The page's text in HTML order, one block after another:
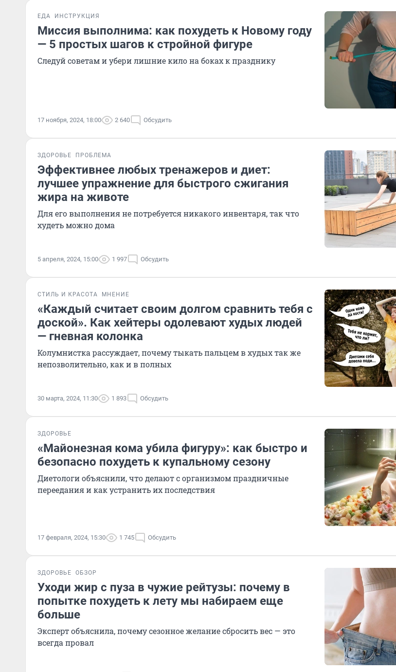
ЕДА ИНСТРУКЦИЯ
Миссия выполнима: как похудеть к Новому году
— 5 простых шагов к стройной фигуре
Следуй советам и убери лишние кило на боках к празднику
17 ноября, 2024, 18:00 2 640 Обсудить
ЗДОРОВЬЕ ПРОБЛЕМА
Эффективнее любых тренажеров и диет:
лучшее упражнение для быстрого сжигания
жира на животе
Для его выполнения не потребуется никакого инвентаря, так что
худеть можно дома
5 апреля, 2024, 15:00 1 997 Обсудить
СТИЛЬ И КРАСОТА МНЕНИЕ
«Каждый считает своим долгом сравнить тебя с
доской». Как хейтеры одолевают худых людей
— гневная колонка
Колумнистка рассуждает, почему тыкать пальцем в худых так же
непозволительно, как и в полных
30 марта, 2024, 11:30 1 893 Обсудить
ЗДОРОВЬЕ
«Майонезная кома убила фигуру»: как быстро и
безопасно похудеть к купальному сезону
Диетологи объяснили, что делают с организмом праздничные
переедания и как устранить их последствия
17 февраля, 2024, 15:30 1 745 Обсудить
ЗДОРОВЬЕ ОБЗОР
Уходи жир с пуза в чужие рейтузы: почему в
попытке похудеть к лету мы набираем еще
больше
Эксперт объяснила, почему сезонное желание сбросить вес — это
всегда провал